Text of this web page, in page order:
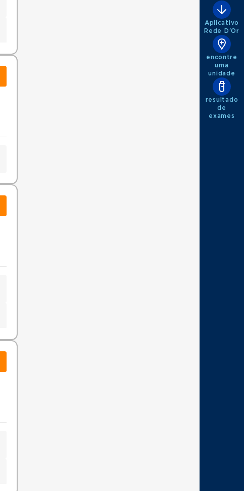
Aplicativo
Rede D'Or
encontre
uma
unidade
resultado
de
exames